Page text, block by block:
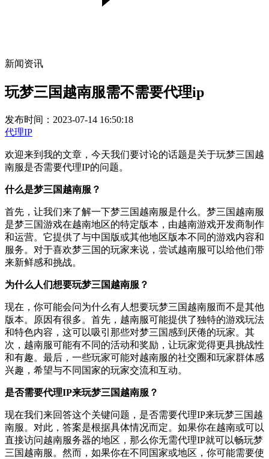
新闻资讯
玩梦三国越南服需不需要代理ip
发布时间：2023-07-14 16:50:18
代理IP
欢迎来到我的文章，今天我们要讨论的话题是关于玩梦三国越
南服是否需要代理IP的问题。
什么是梦三国越南服？
首先，让我们来了解一下梦三国越南服是什么。梦三国越南服
是梦三国游戏在越南地区的特定版本，由越南游戏开发商制作
和运营。它提供了与中国版或其他地区版本不同的游戏内容和
服务。对于喜欢梦三国的玩家来说，尝试越南服可以给他们带
来新鲜感和挑战。
为什么人们想要玩梦三国越南服？
现在，你可能会问为什么有人想要玩梦三国越南服而不是其他
版本。原因有很多。首先，越南服可能提供了独特的游戏玩法
和特色内容，这可以吸引那些对梦三国感到厌倦的玩家。其
次，越南服可能有不同的活动和奖励，让玩家觉得更具挑战性
和有趣。最后，一些玩家可能对越南服的社交圈和玩家群体感
兴趣，希望与不同国家的玩家交流和互动。
是否需要代理IP来玩梦三国越南服？
现在我们来回答这个关键问题，是否需要代理IP来玩梦三国越
南服。对此，答案是根据具体情况而定。如果你在越南或可以
直接访问越南服务器的地区，那么你无需代理IP就可以畅玩梦
三国越南服。然而，如果你在不同国家或地区，你可能需要使